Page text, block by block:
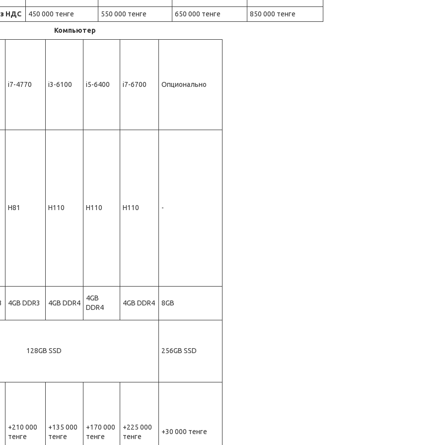
НДС 450 000 тенге 550 000 тенге 650 000 тенге 850 000 тенге
Компьютер
i7-4770 i3-6100 i5-6400 i7-6700 Опционально
Н81 H110 H110 H110 -
4GB DDR3 4GB DDR4
4GB
DDR4
4GB DDR4 8GB
128GB SSD 256GB SSD
+210 000
тенге
+135 000
тенге
+170 000
тенге
+225 000
тенге
+30 000 тенге